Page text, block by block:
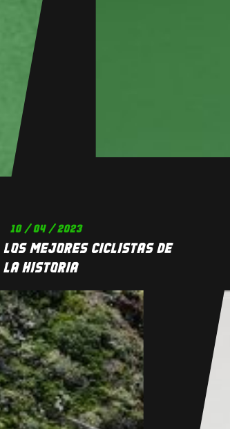
10 / 04 / 2023
LOS MEJORES CICLISTAS DE
LA HISTORIA